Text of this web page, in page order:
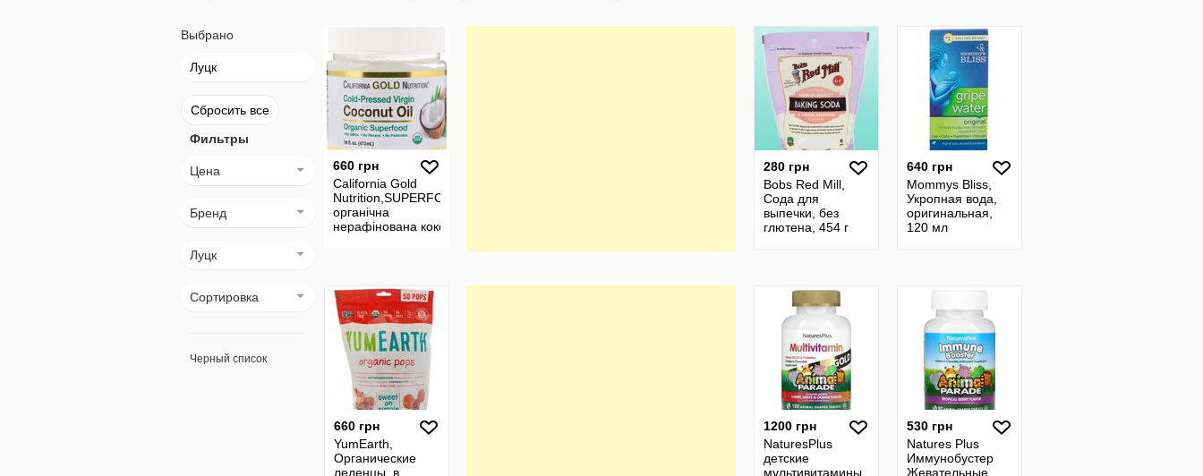
Выбрано
Луцк
Сбросить все
Фильтры
Цена
Бренд
Луцк
Сортировка
Черный список
660 грн
California Gold
Nutrition,SUPERFOODS,
органічна
нерафінована кокосова
280 грн
Bobs Red Mill,
Сода для
выпечки, без
глютена, 454 г
640 грн
Mommys Bliss,
Укропная вода,
оригинальная,
120 мл
660 грн
YumEarth,
Органические
леденцы, в
1200 грн
NaturesPlus
детские
мультивитамины
530 грн
Natures Plus
Иммунобустер
Жевательные